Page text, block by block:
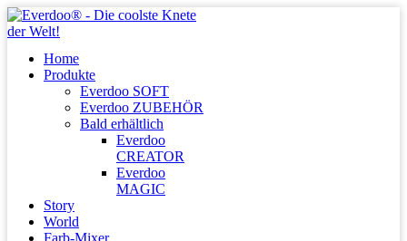
Home
Produkte
Everdoo SOFT
Everdoo ZUBEHÖR
Bald erhältlich
Everdoo
CREATOR
Everdoo
MAGIC
Story
World
Farb-Mixer